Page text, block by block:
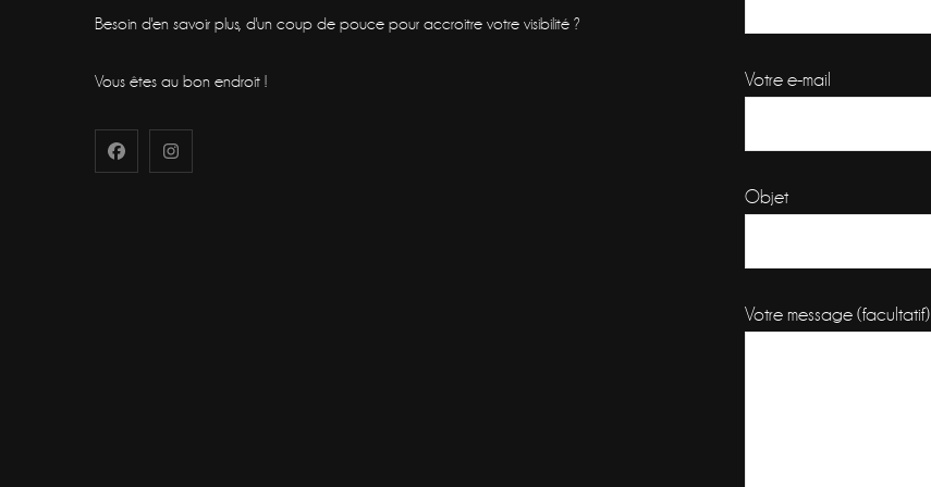
Besoin d'en savoir plus, d'un coup de pouce pour accroitre votre visibilité ?
Vous êtes au bon endroit ! Votre e-mail
Objet
Votre message (facultatif)